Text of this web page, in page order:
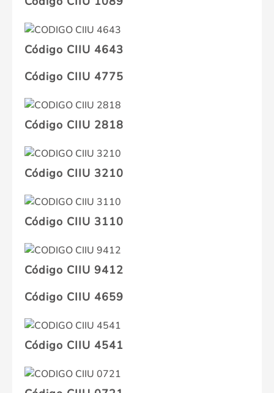
Código CIIU 4643
Código CIIU 4775
Código CIIU 2818
Código CIIU 3210
Código CIIU 3110
Código CIIU 9412
Código CIIU 4659
Código CIIU 4541